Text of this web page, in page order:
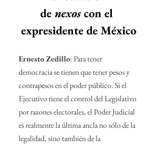
de nexos con el
expresidente de México
Ernesto Zedillo: Para tener
democracia se tienen que tener pesos y
contrapesos en el poder público. Si el
Ejecutivo tiene el control del Legislativo
por razones electorales, el Poder Judicial
es realmente la última ancla no sólo de la
legalidad, sino también de la